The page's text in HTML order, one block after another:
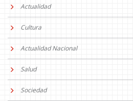
Actualidad
Cultura
Actualidad Nacional
Salud
Sociedad